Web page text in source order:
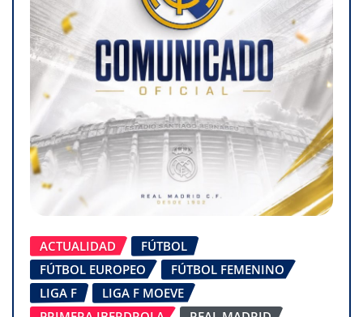
ACTUALIDAD
FÚTBOL
FÚTBOL EUROPEO
FÚTBOL FEMENINO
LIGA F
LIGA F MOEVE